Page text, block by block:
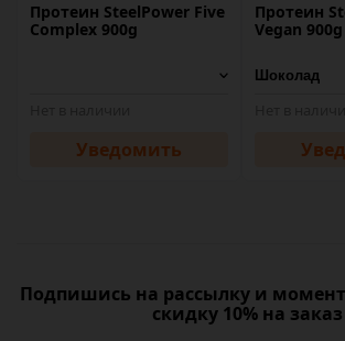
Протеин SteelPower Five
Complex 900g
Уведомить
Протеин
Vegan 900g
Подпишись на рассылку и
скидку 10% на заказ